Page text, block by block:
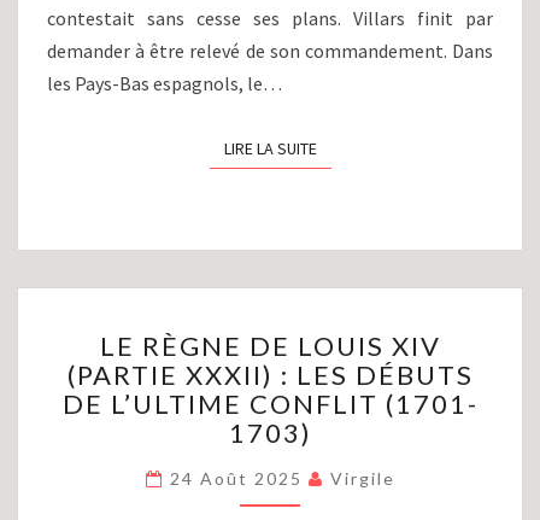
contestait sans cesse ses plans. Villars finit par
demander à être relevé de son commandement. Dans
les Pays-Bas espagnols, le…
LIRE LA SUITELIRE LA SUITE
RÈGNE
DE
LOUIS
XIV
(PARTIE
XXXII)
:
LE RÈGNE DE LOUIS XIV
(PARTIE XXXII) : LES DÉBUTS
DE L’ULTIME CONFLIT (1701-
1703)
24 Août 2025 Virgile